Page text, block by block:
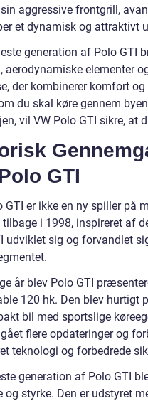
aggressive frontgrill,
et dynamisk og attraktivt
generation af Polo GTI
aerodynamiske elementer
der kombinerer komfort
du skal køre gennem
vil VW Polo GTI sikre, at
GTI
GTI er ikke en ny spiller på
i 1998, inspireret af
udviklet sig og forvandlet
år blev Polo GTI
120 hk. Den blev hurtigt
bil med sportslige
flere opdateringer og
teknologi og forbedrede
generation af Polo GTI
og styrke. Den er udstyret